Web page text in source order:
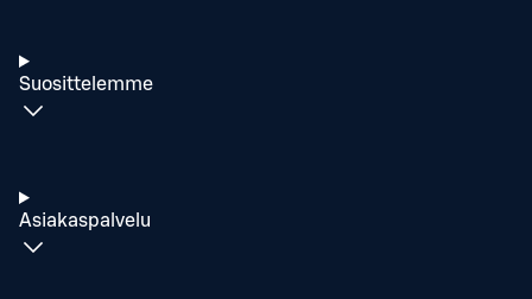
Suosittelemme
Asiakaspalvelu